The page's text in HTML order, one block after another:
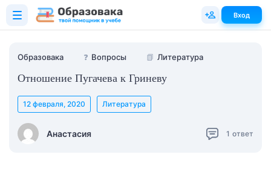
Образовака ❓ Вопросы 📗 Литература
Отношение Пугачева к Гриневу
Анастасия
12 февраля, 2020 Литература
1 ответ
Вход